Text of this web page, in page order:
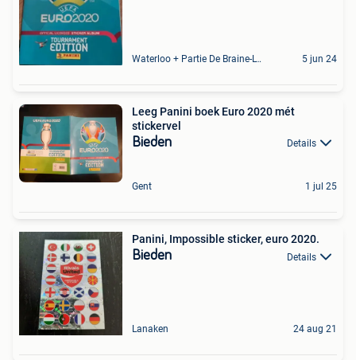
Waterloo + Partie De Braine-L'Alleud, De Ohain 5 jun 24
Leeg Panini boek Euro 2020 mét
stickervel
Bieden Details
Gent 1 jul 25
Panini, Impossible sticker, euro 2020.
Bieden Details
Lanaken 24 aug 21